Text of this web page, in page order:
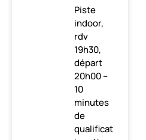
Piste
indoor,
rdv
19h30,
départ
20h00 –
10
minutes
de
qualificat